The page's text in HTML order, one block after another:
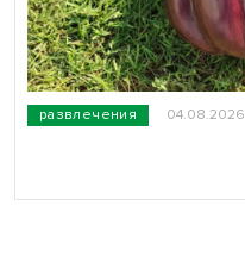
развлечения 04.08.2026